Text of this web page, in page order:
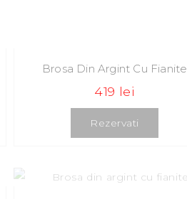
Brosa Din Argint Cu Fianite
419 lei
Rezervati